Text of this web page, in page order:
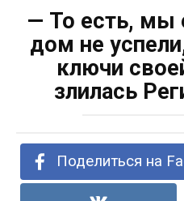
— То есть, мы
дом не
ключи
злилась
Поделиться на